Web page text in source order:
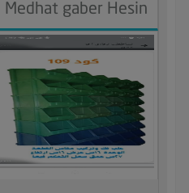
Medhat gaber Hesin